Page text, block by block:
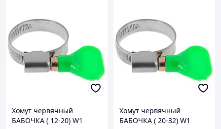
Хомут червячный
БАБОЧКА ( 12-20) W1
Хомут червячный
БАБОЧКА ( 20-32) W1